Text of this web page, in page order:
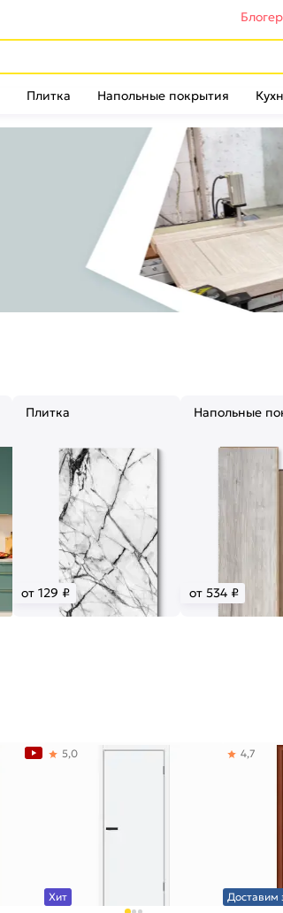
Плитка Напольные покрытия
Плитка
от 129 ₽
Напольные
от 534 ₽
Хит
5,0
Доставим
4,7